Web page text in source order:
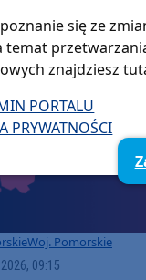
Woj. Pomorskie
09:15
się ze
temat
znajdziesz
PORTALU
PRYWATNOŚCI